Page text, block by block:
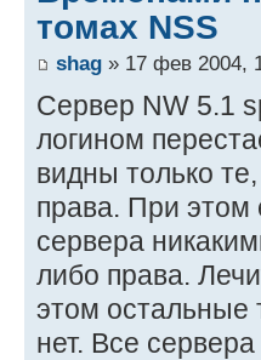
томах NSS
shag » 17 фев 2004,
Сервер NW 5.1
логином
видны только
права. При этом
сервера
либо права.
этом остальные
нет. Все